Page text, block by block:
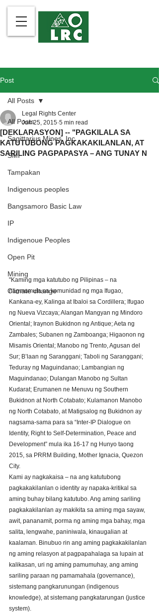
Post
All Posts
Sagittarius Mines, Inc.
SMI
Tampakan
Indigenous peoples
Bangsamoro Basic Law
IP
Indigenoue Peoples
Open Pit
Mining
Climate change
All Posts
[DEKLARASYON] -- "PAGKILALA SA
KATUTUBONG PAGKAKAKILANLAN, AT
SARILING PAGPAPASYA – ANG TUNAY N
Legal Rights Center
Jun 25, 2015 5 min read
"Kaming mga katutubo ng Pilipinas – na
nagmumula sa komunidad ng mga Ifugao,
Kankana-ey, Kalinga at Ibaloi sa Cordillera; Ifugao
ng Nueva Vizcaya; Alangan Mangyan ng Mindoro
Oriental; Iraynon Bukidnon ng Antique; Aeta ng
Zambales; Subanen ng Zamboanga; Higaonon ng
Misamis Oriental; Manobo ng Trento, Agusan del
Sur; B’laan ng Saranggani; Taboli ng Saranggani;
Teduray ng Maguindanao; Lambangian ng
Maguindanao; Dulangan Manobo ng Sultan
Kudarat; Erumanen ne Menuvu ng Southern
Bukidnon at North Cotabato; Kulamanon Manobo
ng North Cotabato, at Matigsalog ng Bukidnon ay
nagsama-sama para sa “Inter-IP Dialogue on
Identity, Right to Self-Determination, Peace and
Development” mula ika 16-17 ng Hunyo taong
2015, sa PRRM Building, Mother Ignacia, Quezon
City.
Kami ay nagkakaisa – na ang katutubong
pagkakakilanlan o identity ay napaka-kritikal sa
aming buhay bilang katutubo. Ang aming sariling
pagkakakilanlan ay makikita sa aming mga sayaw,
awit, pananamit, porma ng aming mga bahay, mga
salita, lengwahe, paniniwala, kinaugalian at
kaalaman. Binubuo rin ang aming pagkakakilanlan
ng aming relasyon at pagpapahalaga sa lupain at
kalikasan, uri ng aming pamumuhay, ang aming
sariling paraan ng pamamahala (governance),
sistemang pangkarunungan (indigenous
knowledge), at sistemang pangkatarungan (justice
system).